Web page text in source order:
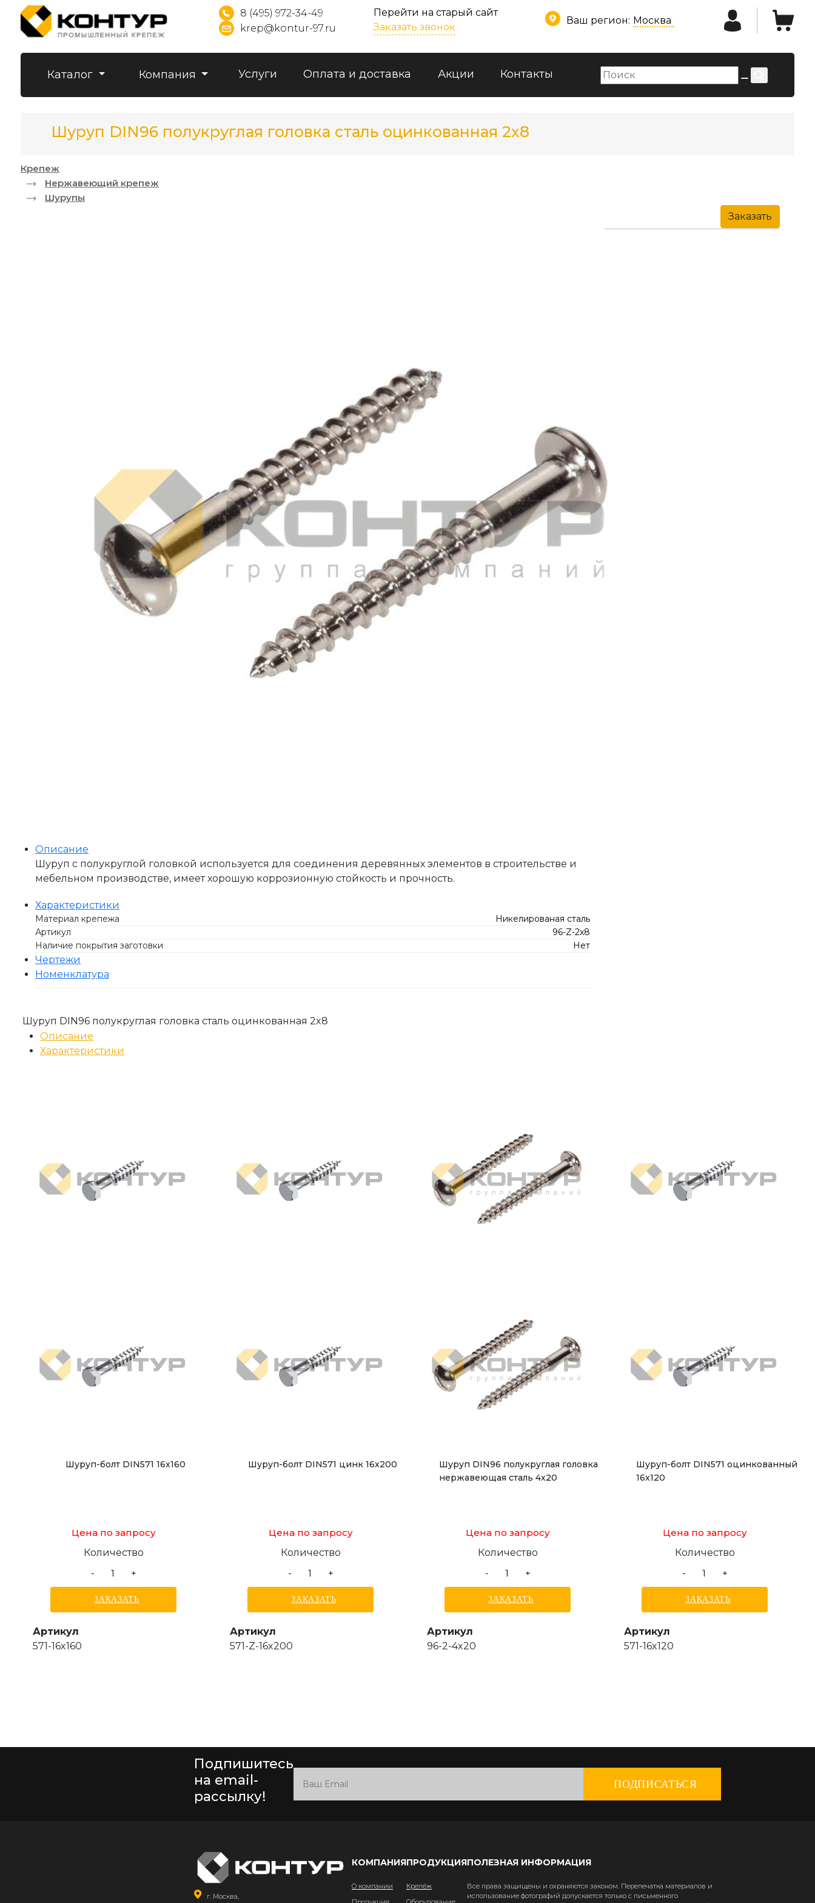
8 (495) 972-34-49
krep@kontur-97.ru
Перейти на старый сайт
Заказать звонок
Ваш регион: Москва
Каталог Компания Услуги Оплата и доставка Акции Контакты
Шуруп DIN96 полукруглая головка сталь оцинкованная 2x8
Крепеж
Нержавеющий крепеж
Шурупы
Заказать
Описание
Шуруп с полукруглой головкой используется для соединения деревянных элементов в строительстве и
мебельном производстве, имеет хорошую коррозионную стойкость и прочность.
Характеристики
Материал крепежа
Никелированая сталь
Артикул
96-Z-2x8
Наличие покрытия заготовки
Нет
Чертежи
Номенклатура
Шуруп DIN96 полукруглая головка сталь оцинкованная 2x8
Описание
Характеристики
Шуруп-болт DIN571 16x160
Цена по запросу
Количество
-
+
ЗАКАЗАТЬ
Артикул
571-16x160
Шуруп-болт DIN571 цинк 16x200
Цена по запросу
Количество
-
+
ЗАКАЗАТЬ
Артикул
571-Z-16x200
Шуруп DIN96 полукруглая головка
нержавеющая сталь 4х20
Цена по запросу
Количество
-
+
ЗАКАЗАТЬ
Артикул
96-2-4x20
Шуруп-болт DIN571 оцинкованный
16x120
Цена по запросу
Количество
-
+
ЗАКАЗАТЬ
Артикул
571-16x120
Подпишитесь
на email-
рассылку!
ПОДПИСАТЬСЯ
г. Москва,
КОМПАНИЯ
О компании
ПРОДУКЦИЯ
Крепёж
ПОЛЕЗНАЯ ИНФОРМАЦИЯ
Все права защищены и охраняются законом. Перепечатка материалов и
использование фотографий допускается только с письменного